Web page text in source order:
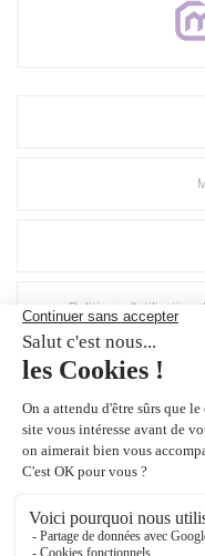
Politique d'utilisation
Crédits